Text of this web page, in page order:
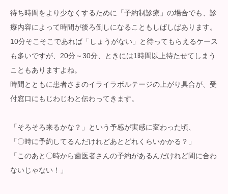
待ち時間をより少なくするために「予約制診療」の場合でも、診
療内容によって時間が後ろ倒しになることもしばしばあります。
10分そこそこであれば「しょうがない」と待ってもらえるケース
も多いですが、20分～30分、ときには1時間以上待たせてしまう
こともありますよね。
時間とともに患者さまのイライラボルテージの上がり具合が、受
付窓口にもじわじわと伝わってきます。
「そろそろ来るかな？」という予感が実感に変わった頃、
「〇時に予約してるんだけれどあとどれくらいかかる？」
「このあと〇時から歯医者さんの予約があるんだけれど間に合わ
ないじゃない！」